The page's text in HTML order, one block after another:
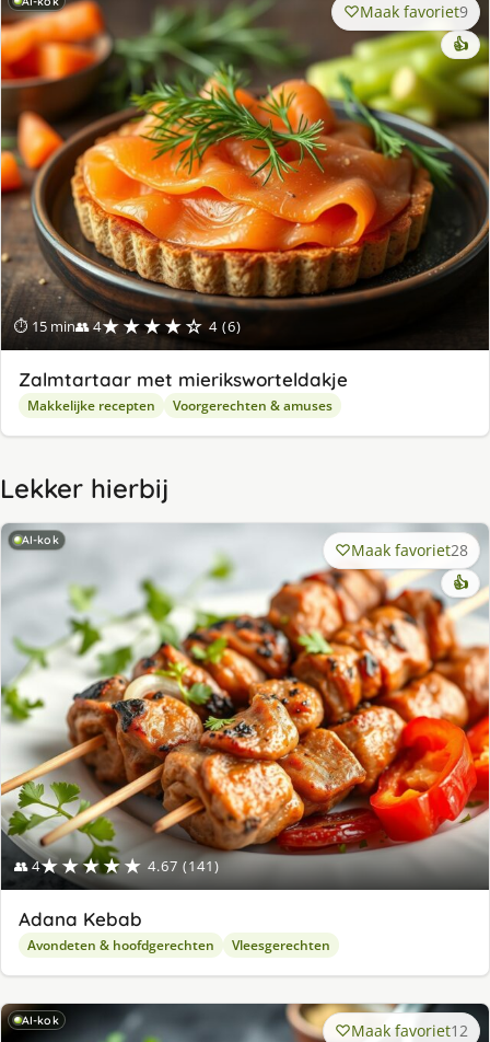
⏱ 15 min👥 4★★★★☆ 4 (6)
Maak favoriet9
👍
Zalmtartaar met mieriksworteldakje
Makkelijke recepten Voorgerechten & amuses
Lekker hierbij
AI-kok
👥 4★★★★★ 4.67 (141)
Maak favoriet28
👍
Adana Kebab
Avondeten & hoofdgerechten Vleesgerechten
AI-kok Maak favoriet12